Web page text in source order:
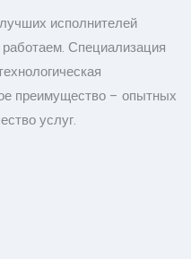
исполнителей
Специализация
преимущество – опытных
услуг.